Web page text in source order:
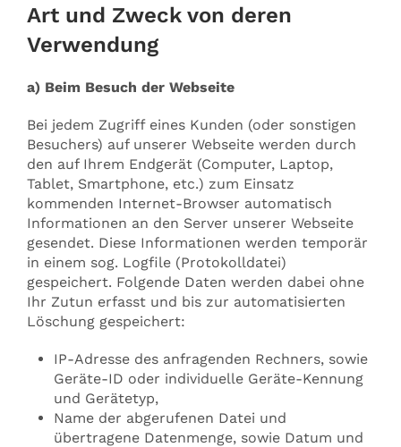
Art und Zweck von deren
Verwendung
a) Beim Besuch der Webseite
Bei jedem Zugriff eines Kunden (oder sonstigen
Besuchers) auf unserer Webseite werden durch
den auf Ihrem Endgerät (Computer, Laptop,
Tablet, Smartphone, etc.) zum Einsatz
kommenden Internet-Browser automatisch
Informationen an den Server unserer Webseite
gesendet. Diese Informationen werden temporär
in einem sog. Logfile (Protokolldatei)
gespeichert. Folgende Daten werden dabei ohne
Ihr Zutun erfasst und bis zur automatisierten
Löschung gespeichert:
IP-Adresse des anfragenden Rechners, sowie
Geräte-ID oder individuelle Geräte-Kennung
und Gerätetyp,
Name der abgerufenen Datei und
übertragene Datenmenge, sowie Datum und